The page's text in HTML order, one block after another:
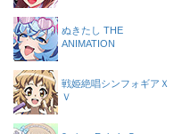
ぬきたし THE
ANIMATION
戦姫絶唱シンフォギアＸ
Ｖ